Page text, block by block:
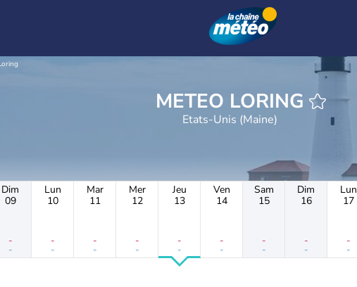
METEO LORING
Etats-Unis (Maine)
Dim
09
-
-
Lun
10
-
-
Mar
11
-
-
Mer
12
-
-
Jeu
13
-
-
Ven
14
-
-
Sam
15
-
-
Dim
16
-
-
Lun
17
-
-